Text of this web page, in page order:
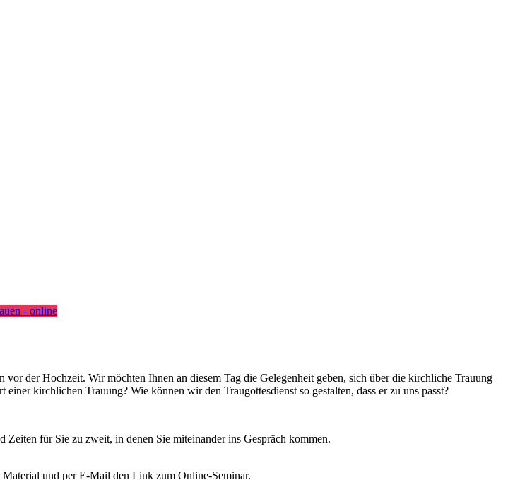
- online
der Hochzeit. Wir möchten Ihnen an diesem Tag die Gelegenheit geben, sich über die kirchliche Trauung
kirchlichen Trauung? Wie können wir den Traugottesdienst so gestalten, dass er zu uns passt?
für Sie zu zweit, in denen Sie miteinander ins Gespräch kommen.
Material und per E-Mail den Link zum Online-Seminar.